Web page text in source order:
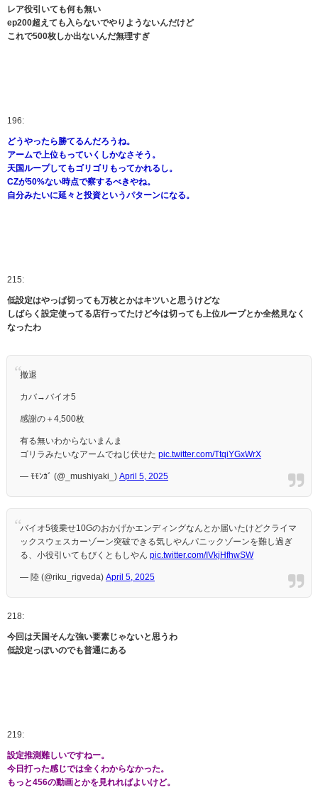
レア役引いても何も無い
ep200超えても入らないでやりようないんだけど
これで500枚しか出ないんだ無理すぎ
196:
どうやったら勝てるんだろうね。
アームで上位もっていくしかなさそう。
天国ループしてもゴリゴリもってかれるし。
CZが50%ない時点で察するべきやね。
自分みたいに延々と投資というパターンになる。
215:
低設定はやっぱ切っても万枚とかはキツいと思うけどな
しばらく設定使ってる店行ってたけど今は切っても上位ループとか全然見なく
なったわ
撤退
カバ→バイオ5
感謝の＋4,500枚
有る無いわからないまんま
ゴリラみたいなアームでねじ伏せた pic.twitter.com/TtqiYGxWrX
— ﾓﾓﾝｶﾞ (@_mushiyaki_) April 5, 2025
バイオ5後乗せ10Gのおかげかエンディングなんとか届いたけどクライマ
ックスウェスカーゾーン突破できる気しやんパニックゾーンを難し過ぎ
る、小役引いてもびくともしやん pic.twitter.com/IVkjHfhwSW
— 陸 (@riku_rigveda) April 5, 2025
218:
今回は天国そんな強い要素じゃないと思うわ
低設定っぽいのでも普通にある
219:
設定推測難しいですねー。
今日打った感じでは全くわからなかった。
もっと456の動画とかを見れればよいけど。